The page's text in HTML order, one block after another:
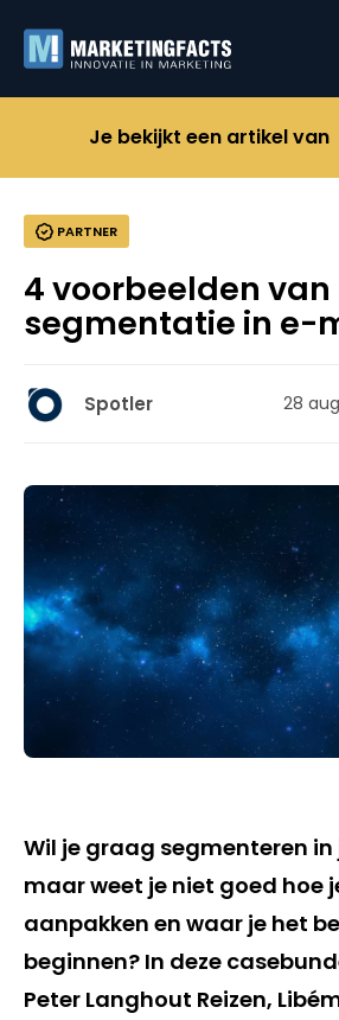
Je bekijkt een artikel van
PARTNER
4 voorbeelden van
segmentatie in e-
Spotler 28
Wil je graag segmenteren
maar weet je niet goed hoe
aanpakken en waar je het
beginnen? In deze
Peter Langhout Reizen,